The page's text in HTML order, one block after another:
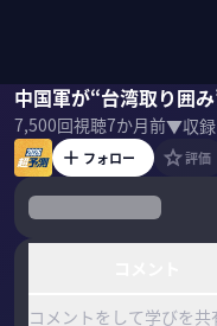
中国軍が“台湾取り囲
7,500回視聴7か月前
松田康博小手森千紗
フォロー 評価
コメントをして学びを共